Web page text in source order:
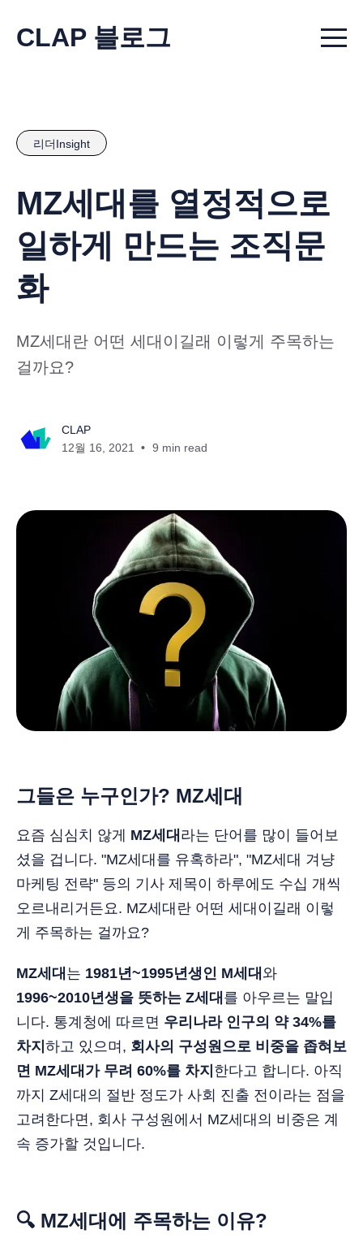
CLAP 블로그 Menu
리더Insight
MZ세대를 열정적으로
일하게 만드는 조직문
화
MZ세대란 어떤 세대이길래 이렇게 주목하는
걸까요?
CLAP
12월 16, 2021
9 min read
그들은 누구인가? MZ세대
요즘 심심치 않게 MZ세대 라는 단어를 많이 들어보
셨을 겁니다. "MZ세대를 유혹하라", "MZ세대 겨냥
마케팅 전략" 등의 기사 제목이 하루에도 수십 개씩
오르내리거든요. MZ세대란 어떤 세대이길래 이렇
게 주목하는 걸까요?
MZ세대 는 1981년~1995년생인 M세대 와
1996~2010년생을 뜻하는 Z세대 를 아우르는 말입
니다. 통계청에 따르면 우리나라 인구의 약 34%를
차지 하고 있으며, 회사의 구성원으로 비중을 좁혀보
면 MZ세대가 무려 60%를 차지 한다고 합니다. 아직
까지 Z세대의 절반 정도가 사회 진출 전이라는 점을
고려한다면, 회사 구성원에서 MZ세대의 비중은 계
속 증가할 것입니다.
🔍 MZ세대에 주목하는 이유?